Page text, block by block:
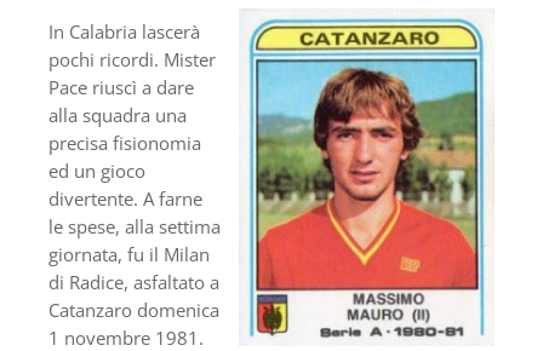
In Calabria lascerà
pochi ricordi. Mister
Pace riuscì a dare
alla squadra una
precisa fisionomia
ed un gioco
divertente. A farne
le spese, alla settima
giornata, fu il Milan
di Radice, asfaltato a
Catanzaro domenica
1 novembre 1981.